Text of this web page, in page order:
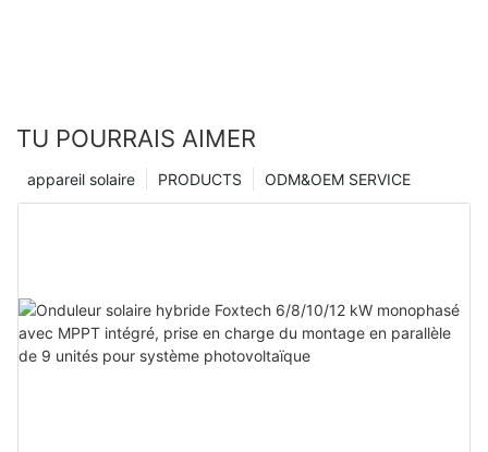
TU POURRAIS AIMER
ODM&OEM SERVICE
PRODUCTS
appareil solaire